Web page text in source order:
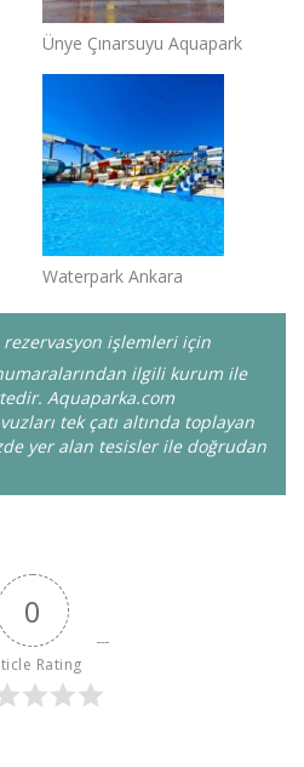
Ünye Çınarsuyu Aquapark
Waterpark Ankara
işlemleri için
ilgili kurum ile
Aquaparka.com
tek çatı altında toplayan
yer alan tesisler ile doğrudan
0
Rating